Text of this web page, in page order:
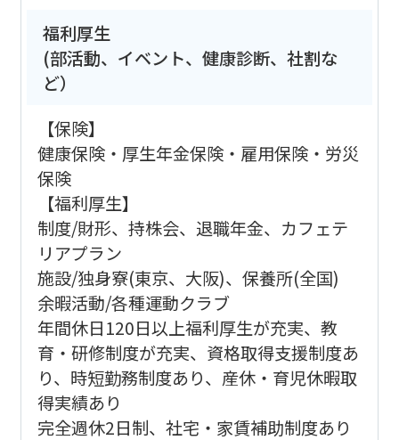
福利厚生
(部活動、イベント、健康診断、社割な
ど）
【保険】
健康保険・厚生年金保険・雇用保険・労災
保険
【福利厚生】
制度/財形、持株会、退職年金、カフェテ
リアプラン
施設/独身寮(東京、大阪)、保養所(全国)
余暇活動/各種運動クラブ
年間休日120日以上福利厚生が充実、教
育・研修制度が充実、資格取得支援制度あ
り、時短勤務制度あり、産休・育児休暇取
得実績あり
完全週休2日制、社宅・家賃補助制度あり